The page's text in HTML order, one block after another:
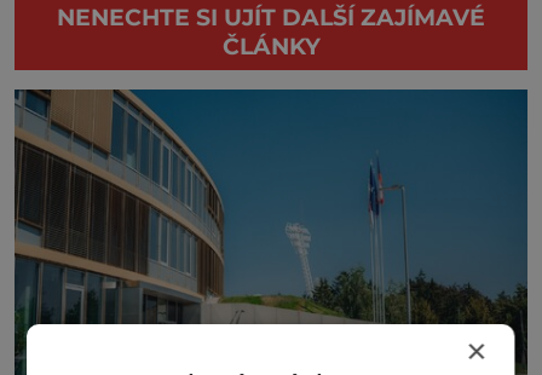
NENECHTE SI UJÍT DALŠÍ ZAJÍMAVÉ
ČLÁNKY
×